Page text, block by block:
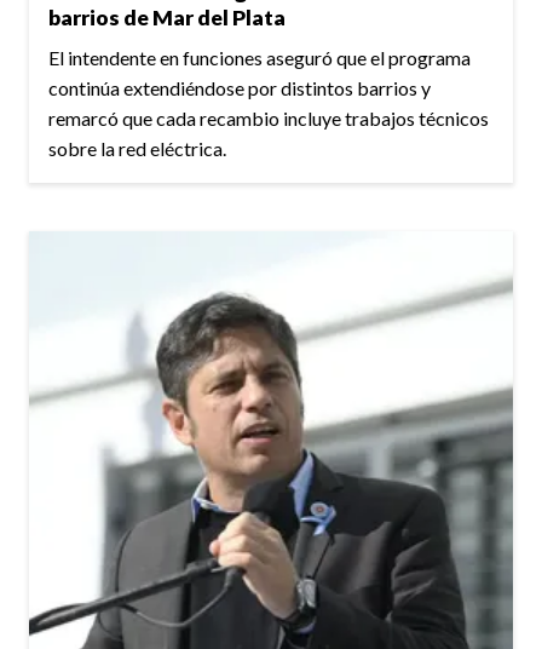
barrios de Mar del Plata
El intendente en funciones aseguró que el programa
continúa extendiéndose por distintos barrios y
remarcó que cada recambio incluye trabajos técnicos
sobre la red eléctrica.